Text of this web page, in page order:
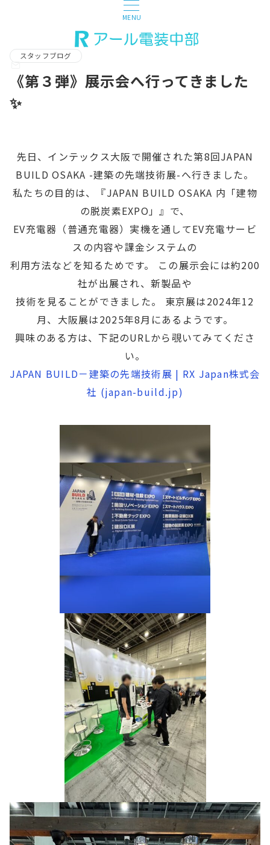
MENU
スタッフブログ
《第３弾》展示会へ行ってきました
✨
先日、インテックス大阪で開催された第8回JAPAN
BUILD OSAKA -建築の先端技術展-へ行きました。
私たちの目的は、『JAPAN BUILD OSAKA 内「建物
の脱炭素EXPO」』で、
EV充電器（普通充電器）実機を通してEV充電サービ
スの内容や課金システムの
利用方法などを知るためです。 この展示会には約200
社が出展され、新製品や
技術を見ることができました。 東京展は2024年12
月、大阪展は2025年8月にあるようです。
興味のある方は、下記のURLから覗いてみてくださ
い。
JAPAN BUILD－建築の先端技術展 | RX Japan株式会
社 (japan-build.jp)